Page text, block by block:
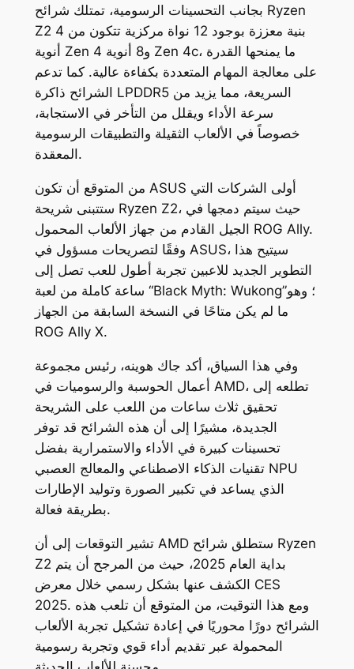
بجانب التحسينات الرسومية، تمتلك شرائح Ryzen
Z2 بنية معززة بوجود 12 نواة مركزية تتكون من 4
أنوية Zen 4 و8 أنوية Zen 4c، ما يمنحها القدرة
على معالجة المهام المتعددة بكفاءة عالية. كما تدعم
الشرائح ذاكرة LPDDR5 السريعة، مما يزيد من
سرعة الأداء ويقلل من التأخر في الاستجابة،
خصوصاً في الألعاب الثقيلة والتطبيقات الرسومية
المعقدة.
من المتوقع أن تكون ASUS أولى الشركات التي
ستتبنى شريحة Ryzen Z2، حيث سيتم دمجها في
الجيل القادم من جهاز الألعاب المحمول ROG Ally.
وفقًا لتصريحات مسؤول في ASUS، سيتيح هذا
التطوير الجديد للاعبين تجربة أطول للعب تصل إلى
ساعة كاملة من لعبة “Black Myth: Wukong”؛ وهو
ما لم يكن متاحًا في النسخة السابقة من الجهاز
ROG Ally X.
وفي هذا السياق، أكد جاك هوينه، رئيس مجموعة
أعمال الحوسبة والرسوميات في AMD، تطلعه إلى
تحقيق ثلاث ساعات من اللعب على الشريحة
الجديدة، مشيرًا إلى أن هذه الشرائح قد توفر
تحسينات كبيرة في الأداء والاستمرارية بفضل
تقنيات الذكاء الاصطناعي والمعالج العصبي NPU
الذي يساعد في تكبير الصورة وتوليد الإطارات
بطريقة فعالة.
تشير التوقعات إلى أن AMD ستطلق شرائح Ryzen
Z2 بداية العام 2025، حيث من المرجح أن يتم
الكشف عنها بشكل رسمي خلال معرض CES
2025. ومع هذا التوقيت، من المتوقع أن تلعب هذه
الشرائح دورًا محوريًا في إعادة تشكيل تجربة الألعاب
المحمولة عبر تقديم أداء قوي وتجربة رسومية